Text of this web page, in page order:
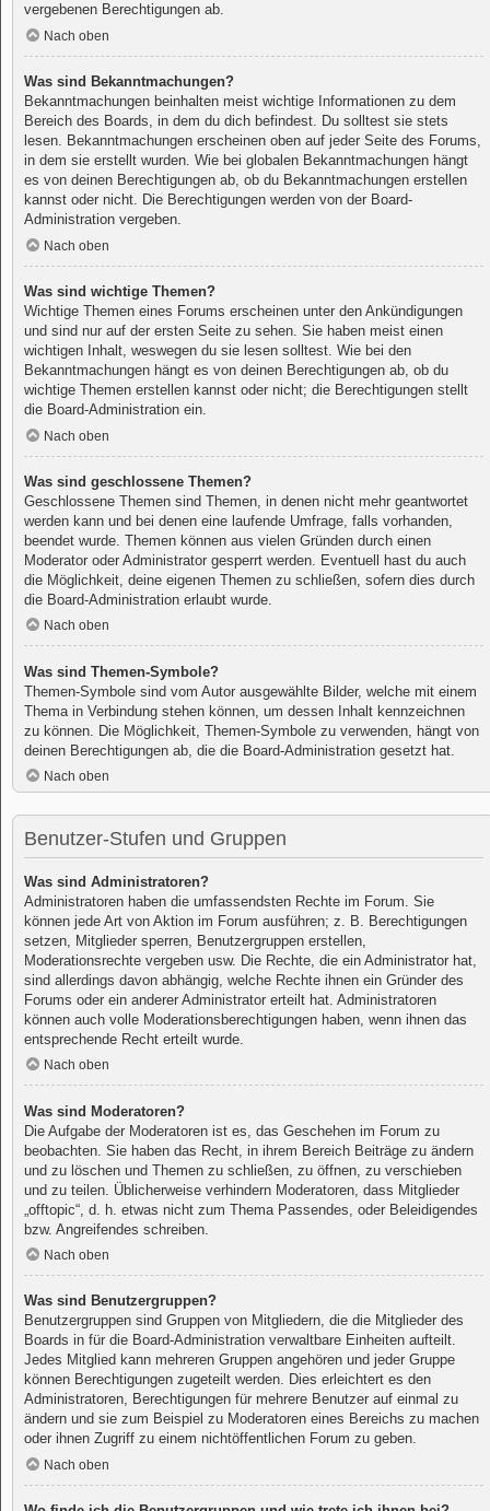
vergebenen Berechtigungen ab.
Nach oben
Was sind Bekanntmachungen?
Bekanntmachungen beinhalten meist wichtige Informationen zu dem
Bereich des Boards, in dem du dich befindest. Du solltest sie stets
lesen. Bekanntmachungen erscheinen oben auf jeder Seite des Forums,
in dem sie erstellt wurden. Wie bei globalen Bekanntmachungen hängt
es von deinen Berechtigungen ab, ob du Bekanntmachungen erstellen
kannst oder nicht. Die Berechtigungen werden von der Board-
Administration vergeben.
Nach oben
Was sind wichtige Themen?
Wichtige Themen eines Forums erscheinen unter den Ankündigungen
und sind nur auf der ersten Seite zu sehen. Sie haben meist einen
wichtigen Inhalt, weswegen du sie lesen solltest. Wie bei den
Bekanntmachungen hängt es von deinen Berechtigungen ab, ob du
wichtige Themen erstellen kannst oder nicht; die Berechtigungen stellt
die Board-Administration ein.
Nach oben
Was sind geschlossene Themen?
Geschlossene Themen sind Themen, in denen nicht mehr geantwortet
werden kann und bei denen eine laufende Umfrage, falls vorhanden,
beendet wurde. Themen können aus vielen Gründen durch einen
Moderator oder Administrator gesperrt werden. Eventuell hast du auch
die Möglichkeit, deine eigenen Themen zu schließen, sofern dies durch
die Board-Administration erlaubt wurde.
Nach oben
Was sind Themen-Symbole?
Themen-Symbole sind vom Autor ausgewählte Bilder, welche mit einem
Thema in Verbindung stehen können, um dessen Inhalt kennzeichnen
zu können. Die Möglichkeit, Themen-Symbole zu verwenden, hängt von
deinen Berechtigungen ab, die die Board-Administration gesetzt hat.
Nach oben
Benutzer-Stufen und Gruppen
Was sind Administratoren?
Administratoren haben die umfassendsten Rechte im Forum. Sie
können jede Art von Aktion im Forum ausführen; z. B. Berechtigungen
setzen, Mitglieder sperren, Benutzergruppen erstellen,
Moderationsrechte vergeben usw. Die Rechte, die ein Administrator hat,
sind allerdings davon abhängig, welche Rechte ihnen ein Gründer des
Forums oder ein anderer Administrator erteilt hat. Administratoren
können auch volle Moderationsberechtigungen haben, wenn ihnen das
entsprechende Recht erteilt wurde.
Nach oben
Was sind Moderatoren?
Die Aufgabe der Moderatoren ist es, das Geschehen im Forum zu
beobachten. Sie haben das Recht, in ihrem Bereich Beiträge zu ändern
und zu löschen und Themen zu schließen, zu öffnen, zu verschieben
und zu teilen. Üblicherweise verhindern Moderatoren, dass Mitglieder
„offtopic“, d. h. etwas nicht zum Thema Passendes, oder Beleidigendes
bzw. Angreifendes schreiben.
Nach oben
Was sind Benutzergruppen?
Benutzergruppen sind Gruppen von Mitgliedern, die die Mitglieder des
Boards in für die Board-Administration verwaltbare Einheiten aufteilt.
Jedes Mitglied kann mehreren Gruppen angehören und jeder Gruppe
können Berechtigungen zugeteilt werden. Dies erleichtert es den
Administratoren, Berechtigungen für mehrere Benutzer auf einmal zu
ändern und sie zum Beispiel zu Moderatoren eines Bereichs zu machen
oder ihnen Zugriff zu einem nichtöffentlichen Forum zu geben.
Nach oben